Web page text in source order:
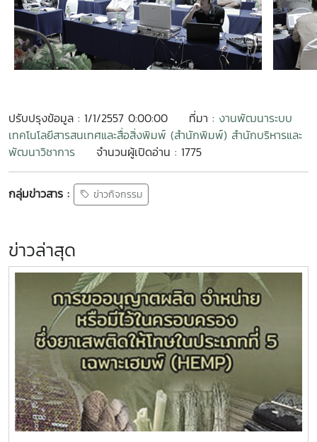
ปรับปรุงข้อมูล : 1/1/2557 0:00:00 ที่มา : งานพัฒนาระบบ
เทคโนโลยีสารสนเทศและสื่อสิ่งพิมพ์ (สำนักพิมพ์) สำนักบริหารและ
พัฒนาวิชาการ
จำนวนผู้เปิดอ่าน : 1775
กลุ่มข่าวสาร : ข่าวกิจกรรม
ข่าวล่าสุด